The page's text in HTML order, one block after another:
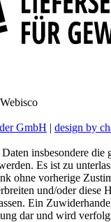
GmbH | design by
insbesondere die
Es ist zu
ohne vorherige
und/oder diese
Ein
dar und wird